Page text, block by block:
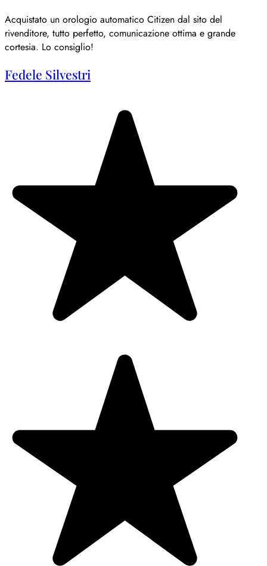
Acquistato un orologio automatico Citizen dal sito del
rivenditore, tutto perfetto, comunicazione ottima e grande
cortesia. Lo consiglio!
Fedele Silvestri